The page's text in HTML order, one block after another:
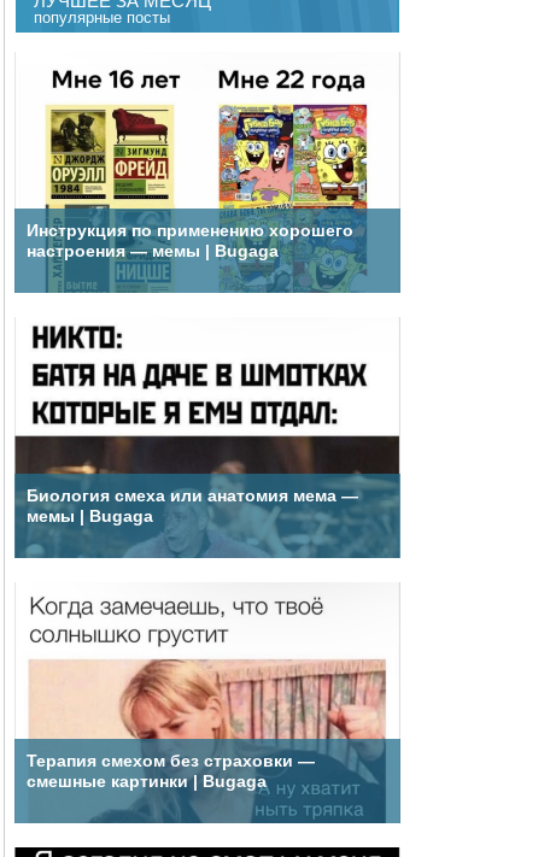
популярные посты
Инструкция по применению хорошего
настроения — мемы | Bugaga
Биология смеха или анатомия мема —
мемы | Bugaga
Терапия смехом без страховки —
смешные картинки | Bugaga